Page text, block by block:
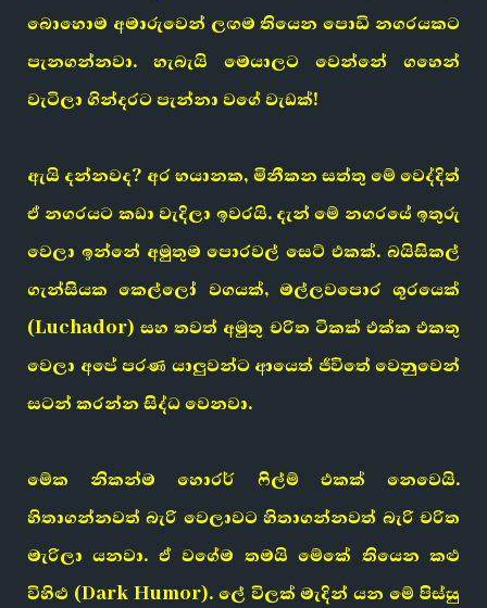
බොහොම අමාරුවෙන් ලඟම තියෙන පොඩි නගරයකට
පැනගන්නවා. හැබැයි මෙයාලට වෙන්නේ ගහෙන්
වැටිලා ගින්දරට පැන්නා වගේ වැඩක්!
ඇයි දන්නවද? අර භයානක, මිනීකන සත්තු මේ වෙද්දිත්
ඒ නගරයට කඩා වැදිලා ඉවරයි. දැන් මේ නගරයේ ඉතුරු
වෙලා ඉන්නේ අමුතුම පොරවල් සෙට් එකක්. බයිසිකල්
ගැන්සියක කෙල්ලෝ වගයක්, මල්ලවපොර ශූරයෙක්
(Luchador) සහ තවත් අමුතු චරිත ටිකක් එක්ක එකතු
වෙලා අපේ පරණ යාලුවන්ට ආයෙත් ජීවිතේ වෙනුවෙන්
සටන් කරන්න සිද්ධ වෙනවා.
මේක නිකන්ම හොරර් ෆිල්ම් එකක් නෙවෙයි.
හිතාගන්නවත් බැරි වෙලාවට හිතාගන්නවත් බැරි චරිත
මැරිලා යනවා. ඒ වගේම තමයි මේකේ තියෙන කළු
විහිළු (Dark Humor). ලේ විලක් මැදින් යන මේ පිස්සු